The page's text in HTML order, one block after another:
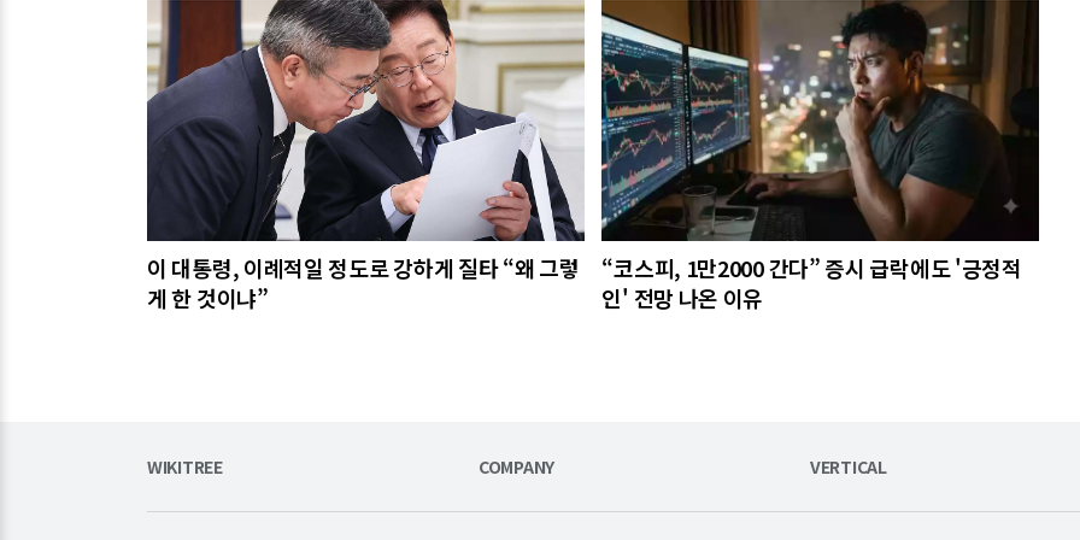
관련기사
이 대통령, 이례적일 정도로 강하게 질타 “왜 그렇
게 한 것이냐”
“코스피, 1만2000 간다” 증시 급락에도 '긍정적
인' 전망 나온 이유
WIKITREE COMPANY VERTICAL